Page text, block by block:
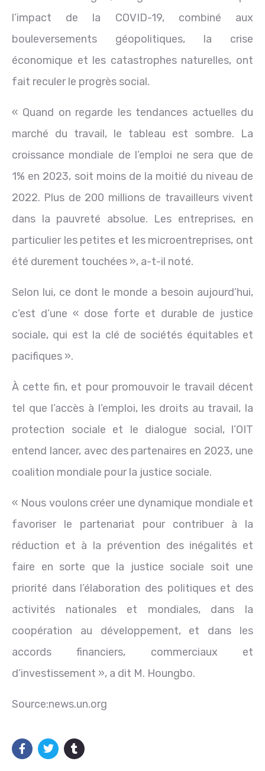
l’impact de la COVID-19, combiné aux
bouleversements géopolitiques, la crise
économique et les catastrophes naturelles, ont
fait reculer le progrès social.
« Quand on regarde les tendances actuelles du
marché du travail, le tableau est sombre. La
croissance mondiale de l’emploi ne sera que de
1% en 2023, soit moins de la moitié du niveau de
2022. Plus de 200 millions de travailleurs vivent
dans la pauvreté absolue. Les entreprises, en
particulier les petites et les microentreprises, ont
été durement touchées », a-t-il noté.
Selon lui, ce dont le monde a besoin aujourd’hui,
c’est d’une « dose forte et durable de justice
sociale, qui est la clé de sociétés équitables et
pacifiques ».
À cette fin, et pour promouvoir le travail décent
tel que l’accès à l’emploi, les droits au travail, la
protection sociale et le dialogue social, l’OIT
entend lancer, avec des partenaires en 2023, une
coalition mondiale pour la justice sociale.
« Nous voulons créer une dynamique mondiale et
favoriser le partenariat pour contribuer à la
réduction et à la prévention des inégalités et
faire en sorte que la justice sociale soit une
priorité dans l’élaboration des politiques et des
activités nationales et mondiales, dans la
coopération au développement, et dans les
accords financiers, commerciaux et
d’investissement », a dit M. Houngbo.
Source:news.un.org